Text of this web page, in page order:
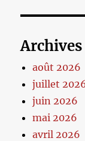
Archives
août 2026
juillet
juin 2026
mai 2026
avril 2026